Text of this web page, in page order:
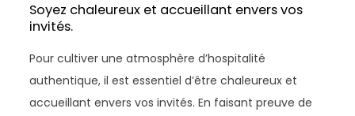
Soyez chaleureux et accueillant envers vos
invités.
Pour cultiver une atmosphère d’hospitalité
authentique, il est essentiel d’être chaleureux et
accueillant envers vos invités. En faisant preuve de